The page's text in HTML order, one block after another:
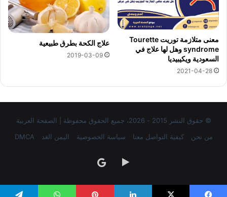
معنى متلازمة توريت Tourette
syndrome وهل لها علاج في
السعودية ويكيبيديا
2021-04-28
علاج الكحة بطرق طبيعية
2019-03-09
© حقوق النشر 2015 - 2026، جميع الحقوق محفوظة | الصفحة العربية
من نحن
كيفية التواصل معنا سياسة الخصوصية اليمن الغد DMCA
‏Google
Play
google
news